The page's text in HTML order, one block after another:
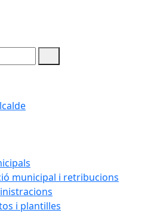
municipal i retribucions
i plantilles